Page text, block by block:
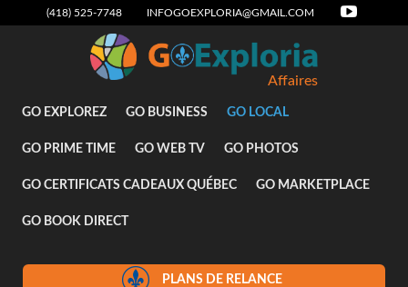
(418) 525-7748 INFOGOEXPLORIA@GMAIL.COM
Affaires
GO EXPLOREZ GO BUSINESS GO LOCAL
GO PRIME TIME GO WEB TV GO PHOTOS
GO CERTIFICATS CADEAUX QUÉBEC GO MARKETPLACE
GO BOOK DIRECT
PLANS DE RELANCE